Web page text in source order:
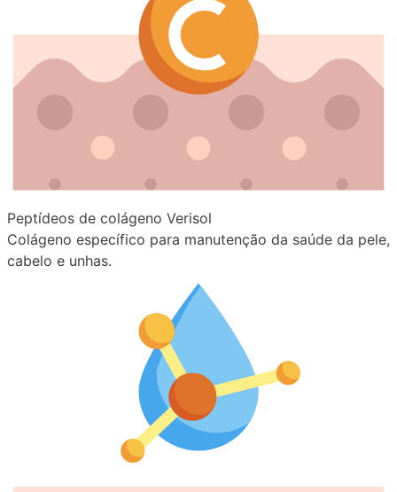
Peptídeos de colágeno Verisol
Colágeno específico para manutenção da saúde da pele,
cabelo e unhas.